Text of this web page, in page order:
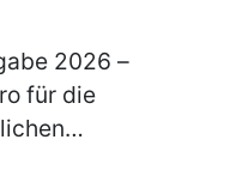
2026 –
für die